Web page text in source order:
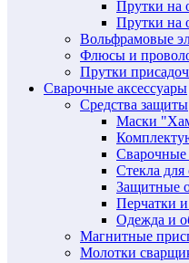
Прутки на
Прутки на
Вольфрамовые
Флюсы и
Прутки
Сварочные аксессуары
Средства защиты
Маски
Стекла
Защитные
Перчатки
Одежда и
Магнитные
Молотки